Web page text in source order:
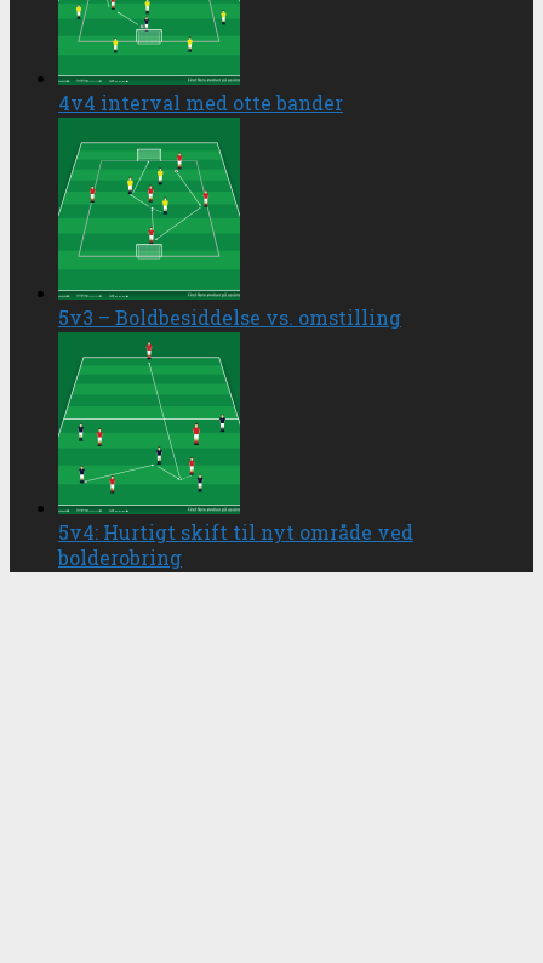
4v4 interval med otte bander
5v3 – Boldbesiddelse vs. omstilling
5v4: Hurtigt skift til nyt område ved
bolderobring